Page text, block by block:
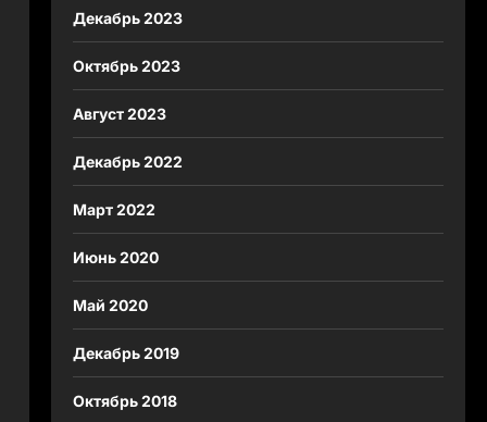
Декабрь 2023
Октябрь 2023
Август 2023
Декабрь 2022
Март 2022
Июнь 2020
Май 2020
Декабрь 2019
Октябрь 2018